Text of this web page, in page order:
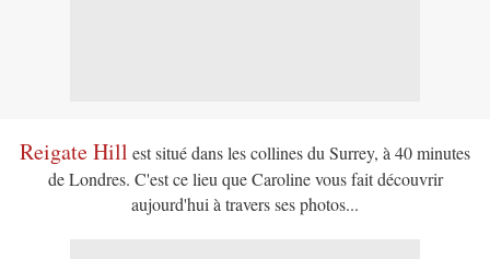
Reigate Hill est situé dans les collines du Surrey, à 40 minutes
de Londres. C'est ce lieu que Caroline vous fait découvrir
aujourd'hui à travers ses photos...